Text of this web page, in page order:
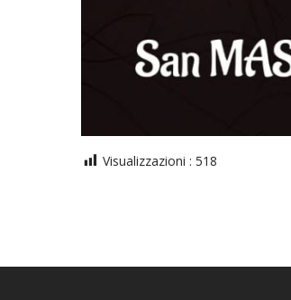
Visualizzazioni : 518